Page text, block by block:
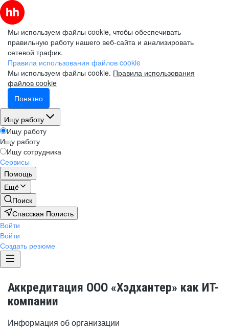
Мы используем файлы cookie, чтобы обеспечивать
правильную работу нашего веб-сайта и анализировать
сетевой трафик.
Правила использования файлов cookie
Мы используем файлы cookie. Правила использования
файлов cookie
Понятно
Ищу работу
Ищу работу
Ищу работу
Ищу сотрудника
Сервисы
Помощь
Ещё
Поиск
Спасская Полисть
Войти
Войти
Создать резюме
Аккредитация ООО «Хэдхантер» как ИТ-
компании
Информация об организации